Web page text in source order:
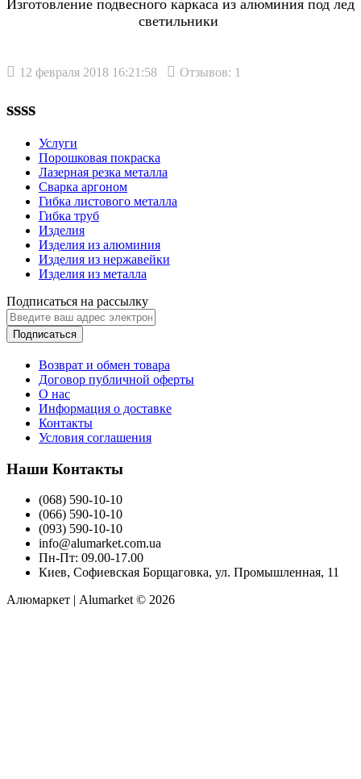
Изготовление подвесного каркаса из алюминия под лед
светильники
12 февраля 2018 16:21:58 Отзывов: 1
ssss
Услуги
Порошковая покраска
Лазерная резка металла
Сварка аргоном
Гибка листового металла
Гибка труб
Изделия
Изделия из алюминия
Изделия из нержавейки
Изделия из металла
Подписаться на рассылку
Подписаться
Возврат и обмен товара
Договор публичной оферты
О нас
Информация о доставке
Контакты
Условия соглашения
Наши Контакты
(068) 590-10-10
(066) 590-10-10
(093) 590-10-10
info@alumarket.com.ua
Пн-Пт: 09.00-17.00
Киев, Софиевская Борщаговка, ул. Промышленная, 11
Алюмаркет | Alumarket © 2026